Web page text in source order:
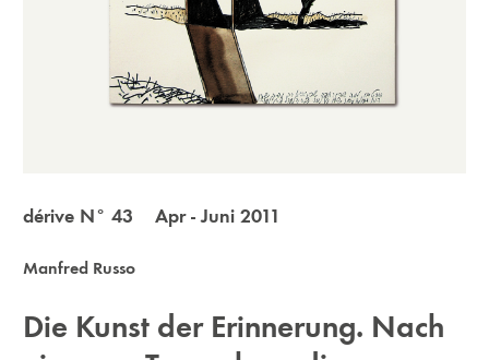
dérive N° 43 Apr - Juni 2011
Manfred Russo
Die Kunst der Erinnerung. Nach